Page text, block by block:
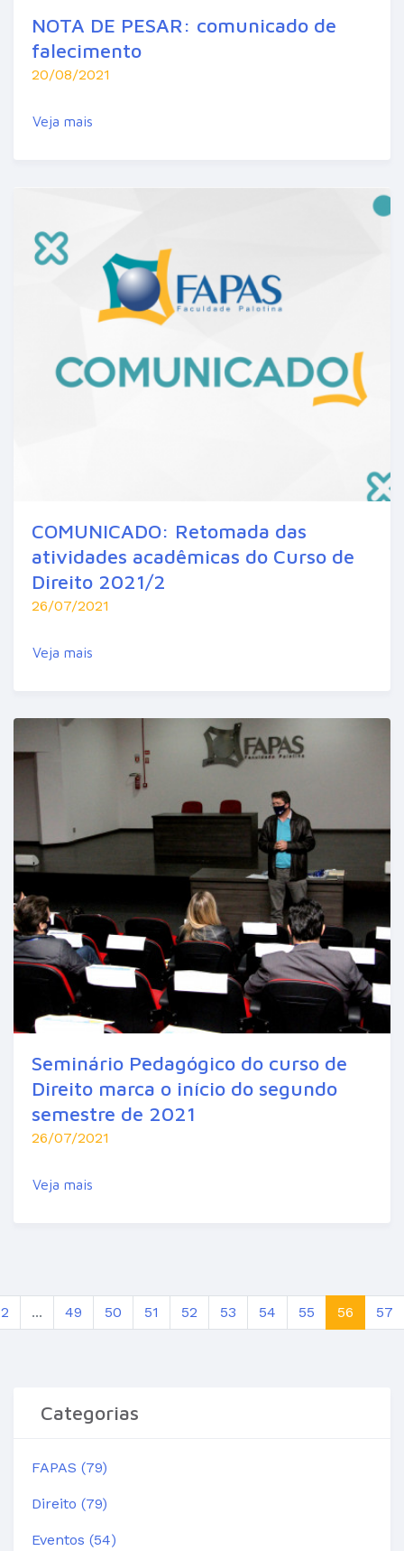
NOTA DE PESAR: comunicado de
falecimento
20/08/2021
Veja mais
COMUNICADO: Retomada das
atividades acadêmicas do Curso de
Direito 2021/2
26/07/2021
Veja mais
Seminário Pedagógico do curso de
Direito marca o início do segundo
semestre de 2021
26/07/2021
Veja mais
2 ... 49 50 51 52 53 54 55 56 57
Categorias
FAPAS (79)
Direito (79)
Eventos (54)